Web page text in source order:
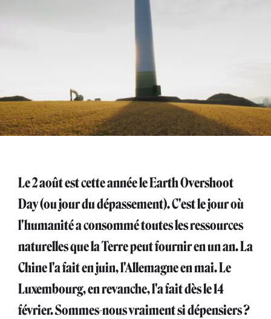
Le 2 août est cette année le Earth Overshoot
Day (ou jour du dépassement). C'est le jour où
l'humanité a consommé toutes les ressources
naturelles que la Terre peut fournir en un an. La
Chine l'a fait en juin, l'Allemagne en mai. Le
Luxembourg, en revanche, l'a fait dès le 14
février. Sommes-nous vraiment si dépensiers ?